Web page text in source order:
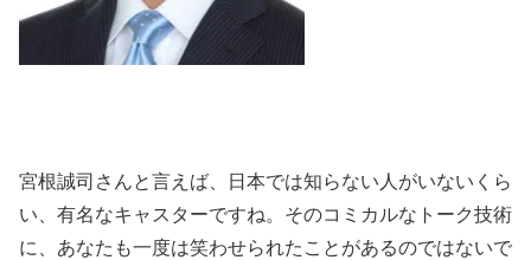
宮根誠司さんと言えば、日本では知らない人がいないくら
い、有名なキャスターですね。そのコミカルなトーク技術
に、あなたも一度は笑わせられたことがあるのではないで